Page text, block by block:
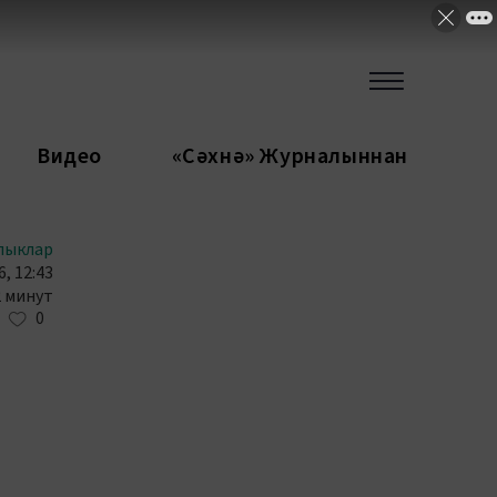
Видео «Сәхнә» Журналыннан
12:43
минут
0